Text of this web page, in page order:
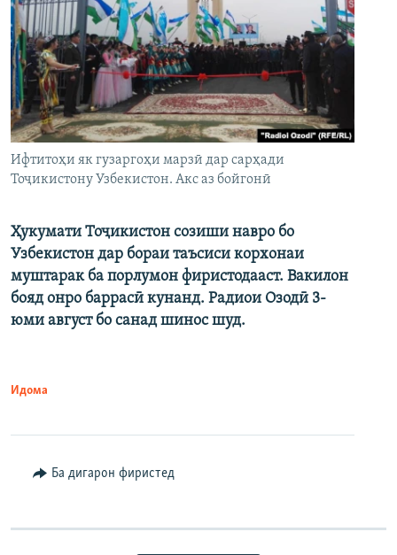
Ифтитоҳи як гузаргоҳи марзӣ дар сарҳади
Тоҷикистону Узбекистон. Акс аз бойгонӣ
Ҳукумати Тоҷикистон созиши навро бо
Узбекистон дар бораи таъсиси корхонаи
муштарак ба порлумон фиристодааст. Вакилон
бояд онро баррасӣ кунанд. Радиои Озодӣ 3-
юми август бо санад шинос шуд.
Идома
Ба дигарон фиристед